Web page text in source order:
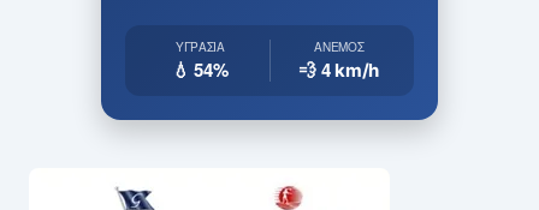
ΥΓΡΑΣΊΑ
💧 54%
ΆΝΕΜΟΣ
💨 4km/h